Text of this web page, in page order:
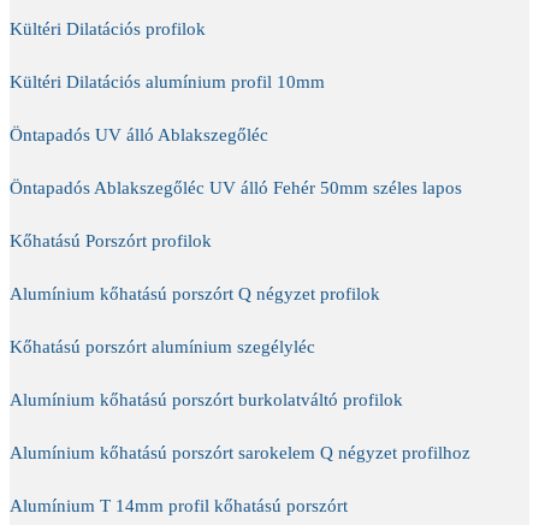
Kültéri Dilatációs profilok
Kültéri Dilatációs alumínium profil 10mm
Öntapadós UV álló Ablakszegőléc
Öntapadós Ablakszegőléc UV álló Fehér 50mm széles lapos
Kőhatású Porszórt profilok
Alumínium kőhatású porszórt Q négyzet profilok
Kőhatású porszórt alumínium szegélyléc
Alumínium kőhatású porszórt burkolatváltó profilok
Alumínium kőhatású porszórt sarokelem Q négyzet profilhoz
Alumínium T 14mm profil kőhatású porszórt